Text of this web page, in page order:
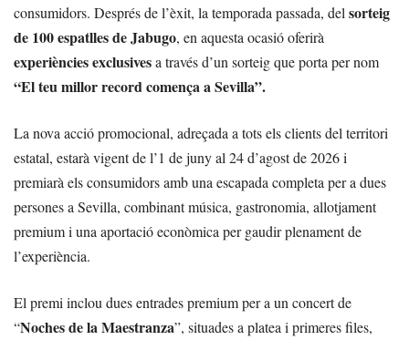
consumidors. Després de l’èxit, la temporada passada, del sorteig
de 100 espatlles de Jabugo, en aquesta ocasió oferirà
experiències exclusivesa través d’un sorteig que porta per nom
“El teu millor record comença a Sevilla”.
La nova acció promocional, adreçada a tots els clients del territori
estatal, estarà vigent de l’1 de juny al 24 d’agost de 2026 i
premiarà els consumidors amb una escapada completa per a dues
persones a Sevilla, combinant música, gastronomia, allotjament
premium i una aportació econòmica per gaudir plenament de
l’experiència.
El premi inclou dues entrades premium per a un concert de
“Noches de la Maestranza”, situades a platea i primeres files,